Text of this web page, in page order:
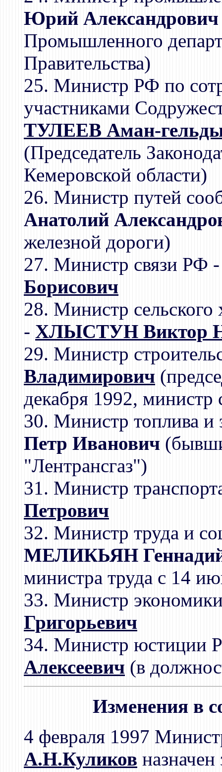
Юрий Александрович
Промышленного
Правительства)
25. Министр РФ по
участниками
ТУЛЕЕВ Аман-
(Председатель
Кемеровской области)
26. Министр путей
Анатолий
железной дороги)
27. Министр связи РФ
Борисович
28. Министр сельского
- ХЛЫСТУН Виктор
29. Министр
Владимирович
декабря 1992,
30. Министр топлива
Петр Иванович
"Лентрансгаз")
31. Министр
Петрович
32. Министр труда и
МЕЛИКЬЯН Геннадий
министра труда с 14
33. Министр
Григорьевич
34. Министр юстиции
Алексеевич (в
Изменения в
4 февраля 1997
А.Н.Куликов назначен